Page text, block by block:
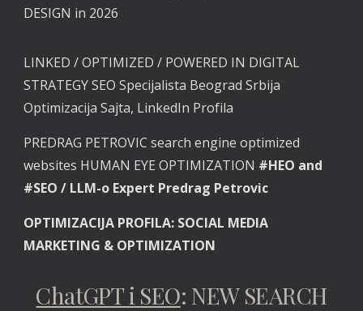
DESIGN in 2026
LINKED / OPTIMIZED / POWERED IN DIGITAL
STRATEGY SEO Specijalista Beograd Srbija
Optimizacija Sajta, LinkedIn Profila
PREDRAG PETROVIC search engine optimized
websites HUMAN EYE OPTIMIZATION #HEO and
#SEO / LLM-o Expert Predrag Petrovic
OPTIMIZACIJA PROFILA: SOCIAL MEDIA
MARKETING & OPTIMIZATION
ChatGPT i SEO: NEW SEARCH